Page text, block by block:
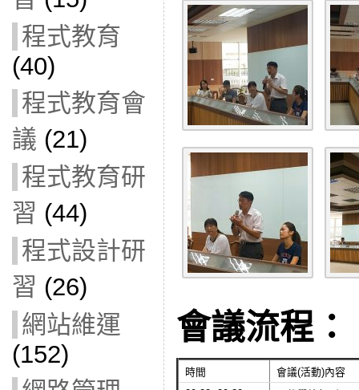
程式教育
(40)
程式教育會
議 (21)
程式教育研
習 (44)
程式設計研
習 (26)
網站維運
(152)
會議流程：
時間
會議(活動)內容